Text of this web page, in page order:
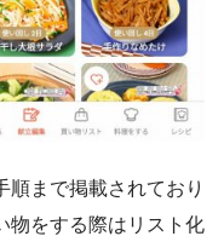
順まで掲載されており
物をする際はリスト化